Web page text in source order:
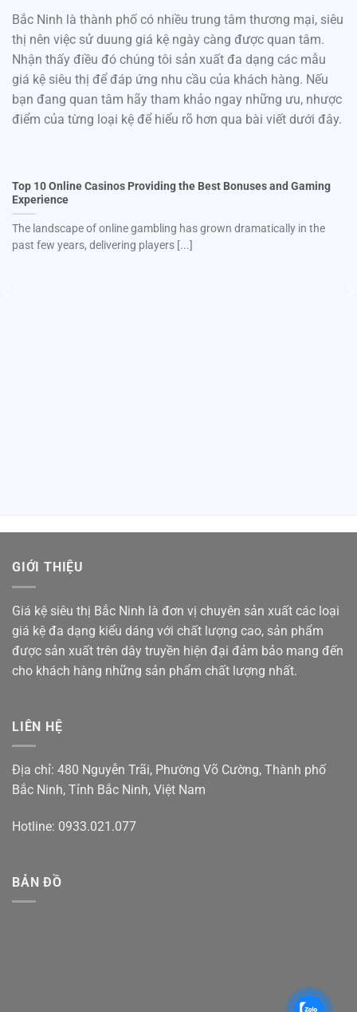
Bắc Ninh là thành phố có nhiều trung tâm thương mại, siêu
thị nên việc sử duung giá kệ ngày càng được quan tâm.
Nhận thấy điều đó chúng tôi sản xuất đa dạng các mẫu
giá kệ siêu thị để đáp ứng nhu cầu của khách hàng. Nếu
bạn đang quan tâm hãy tham khảo ngay những ưu, nhược
điểm của từng loại kệ để hiểu rõ hơn qua bài viết dưới đây.
Top 10 Online Casinos Providing the Best Bonuses and Gaming
Experience
The landscape of online gambling has grown dramatically in the
past few years, delivering players [...]
GIỚI THIỆU
Giá kệ siêu thị Bắc Ninh là đơn vị chuyên sản xuất các loại
giá kệ đa dạng kiểu dáng với chất lượng cao, sản phẩm
được sản xuất trên dây truyền hiện đại đảm bảo mang đến
cho khách hàng những sản phẩm chất lượng nhất.
LIÊN HỆ
Địa chỉ: 480 Nguyễn Trãi, Phường Võ Cường, Thành phố
Bắc Ninh, Tỉnh Bắc Ninh, Việt Nam
Hotline: 0933.021.077
BẢN ĐỒ